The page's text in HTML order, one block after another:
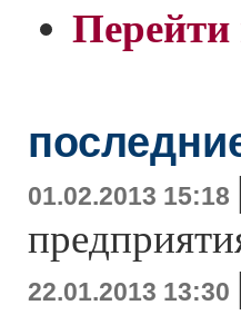
01.02.2013 15:18 |
22.01.2013 13:30 |